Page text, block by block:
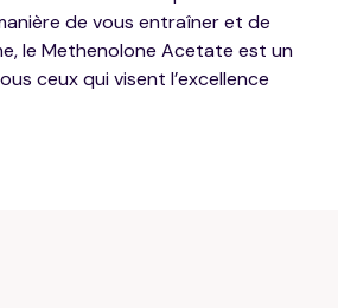
de vous entraîner et de
le Methenolone Acetate est un
ceux qui visent l’excellence